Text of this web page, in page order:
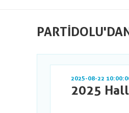
2025-08-22
2025